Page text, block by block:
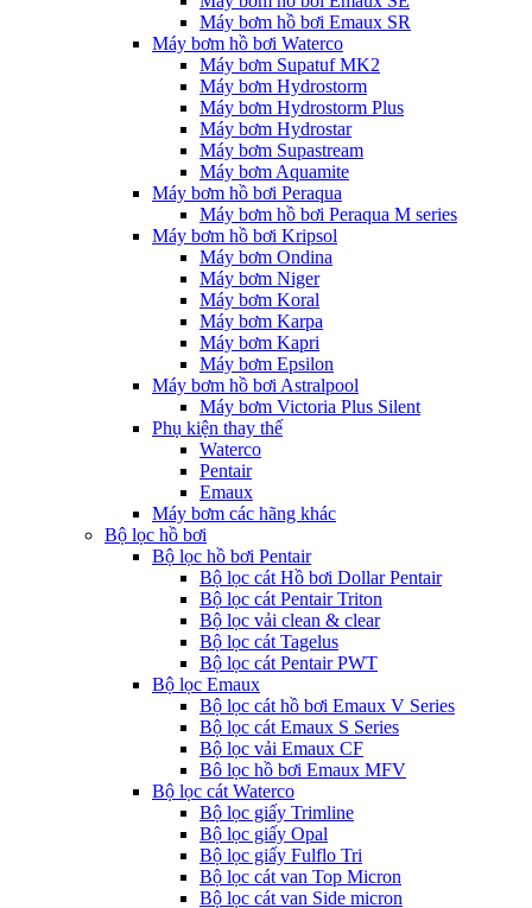
Máy bơm hồ bơi Emaux SR
Máy bơm hồ bơi Waterco
Máy bơm Supatuf MK2
Máy bơm Hydrostorm
Máy bơm Hydrostorm Plus
Máy bơm Hydrostar
Máy bơm Supastream
Máy bơm Aquamite
Máy bơm hồ bơi Peraqua
Máy bơm hồ bơi Peraqua M series
Máy bơm hồ bơi Kripsol
Máy bơm Ondina
Máy bơm Niger
Máy bơm Koral
Máy bơm Karpa
Máy bơm Kapri
Máy bơm Epsilon
Máy bơm hồ bơi Astralpool
Máy bơm Victoria Plus Silent
Phụ kiện thay thế
Waterco
Pentair
Emaux
Máy bơm các hãng khác
Bộ lọc hồ bơi
Bộ lọc hồ bơi Pentair
Bộ lọc cát Hồ bơi Dollar Pentair
Bộ lọc cát Pentair Triton
Bộ lọc vải clean & clear
Bộ lọc cát Tagelus
Bộ lọc cát Pentair PWT
Bộ lọc Emaux
Bộ lọc cát hồ bơi Emaux V Series
Bộ lọc cát Emaux S Series
Bộ lọc vải Emaux CF
Bô lọc hồ bơi Emaux MFV
Bộ lọc cát Waterco
Bộ lọc giấy Trimline
Bộ lọc giấy Opal
Bộ lọc giấy Fulflo Tri
Bộ lọc cát van Top Micron
Bộ lọc cát van Side micron